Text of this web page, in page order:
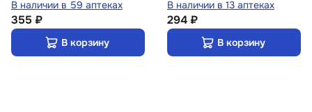
В наличии в 59 аптеках
355 ₽
В корзину
В наличии в 13 аптеках
294 ₽
В корзину